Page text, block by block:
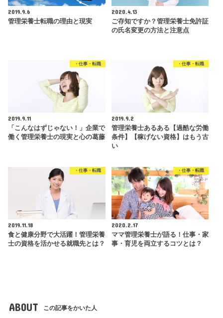
2019.9.6
管理栄養士転職の理由と現実
2020.4.13
ご存知ですか？管理栄養士免許証
の氏名変更の方法と注意点
・仕事・転職
2019.9.11
「こんなはずじゃない！」企業で
働く管理栄養士の現実と心の葛藤
・仕事・転職
2019.9.2
管理栄養士あるある【過酷な労働
条件】【稼げない資格】はもう古
い
・仕事・転職
2019.11.18
食と健康分野で大活躍！管理栄養
士の資格を活かせる就職先とは？
・仕事・転職
2020.2.17
ママ管理栄養士が語る！仕事・家
事・育児を両立するコツとは？
ABOUT この記事をかいた人